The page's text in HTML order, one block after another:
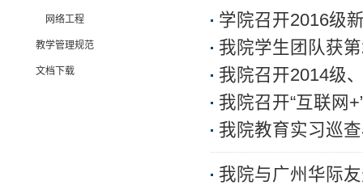
网络工程
教学管理规范
文档下载
学院召开2016级
我院学生团队获
我院召开2014级
我院召开“互联网
我院教育实习巡
我院与广州华际